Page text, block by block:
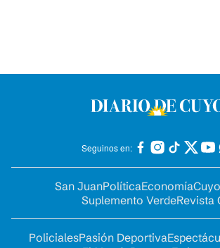
Seguinos en:
San JuanPolíticaEconomía
Suplemento VerdeRevista
PolicialesPasión Deportiva